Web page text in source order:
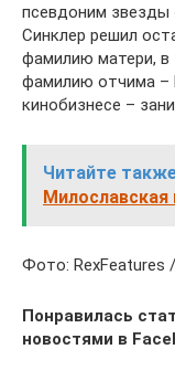
псевдоним звезды
Синклер решил
фамилию матери, в
фамилию отчима –
кинобизнесе –
Читайте
Милославская
Фото: RexFeatures
Понравилась
новостями в